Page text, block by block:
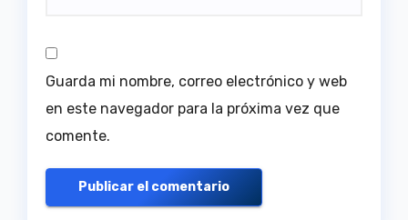
Guarda mi nombre, correo electrónico y web
en este navegador para la próxima vez que
comente.